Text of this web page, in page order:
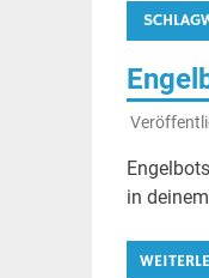
in